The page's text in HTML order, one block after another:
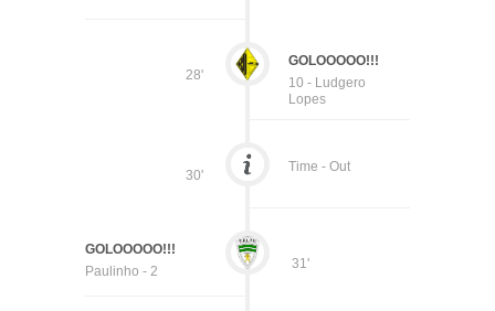
28'
GOLOOOOO!!!
10 - Ludgero
Lopes
30'
Time - Out
31'
GOLOOOOO!!!
Paulinho - 2